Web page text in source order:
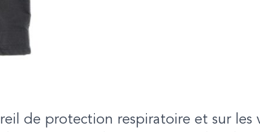
de protection respiratoire et sur